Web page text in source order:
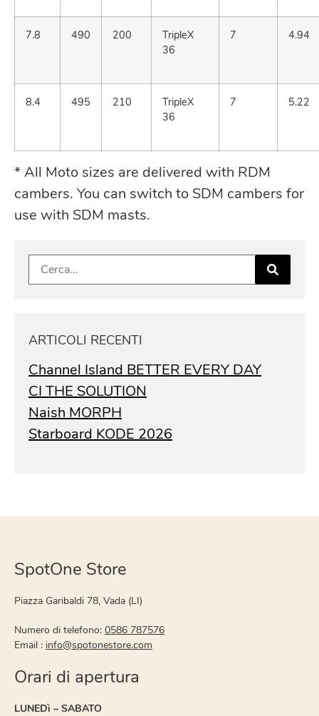
7.8 490 200
TripleX
36
7 4.94
8.4 495 210
TripleX
36
7 5.22
* All Moto sizes are delivered with RDM
cambers. You can switch to SDM cambers for
use with SDM masts.
Ricerca
per:
ARTICOLI RECENTI
Channel Island BETTER EVERY DAY
CI THE SOLUTION
Naish MORPH
Starboard KODE 2026
SpotOne Store
Piazza Garibaldi 78, Vada (LI)
Numero di telefono: 0586 787576
Email : info@spotonestore.com
Orari di apertura
LUNEDì – SABATO